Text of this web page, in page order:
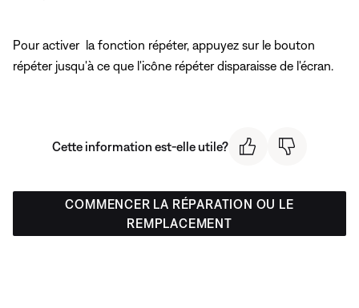
Pour activer la fonction répéter, appuyez sur le bouton
répéter jusqu'à ce que l'icône répéter disparaisse de l'écran.
Cette information est-elle utile?
COMMENCER LA RÉPARATION OU LE
REMPLACEMENT